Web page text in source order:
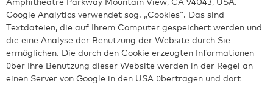
Google Analytics verwendet sog. „Cookies“. Das sind
Textdateien, die auf Ihrem Computer gespeichert werden und
die eine Analyse der Benutzung der Website durch Sie
ermöglichen. Die durch den Cookie erzeugten Informationen
über Ihre Benutzung dieser Website werden in der Regel an
einen Server von Google in den USA übertragen und dort